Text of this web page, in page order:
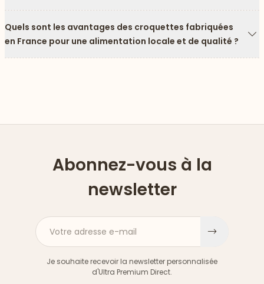
Quels sont les avantages des croquettes fabriquées
en France pour une alimentation locale et de qualité ?
Abonnez-vous à la
newsletter
Votre adresse e-mail
Je souhaite recevoir la newsletter personnalisée
d'Ultra Premium Direct.